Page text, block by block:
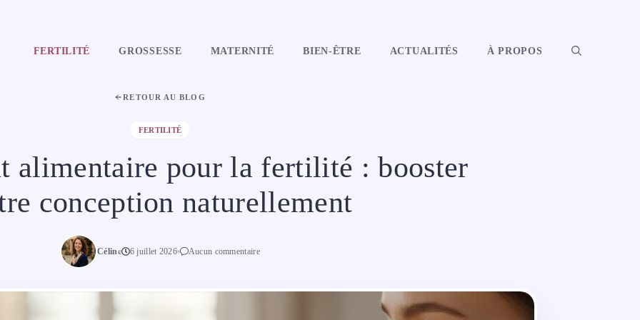
FERTILITÉ GROSSESSE MATERNITÉ BIEN-ÊTRE ACTUALITÉS À PROPOS
RETOUR AU BLOG
FERTILITÉ
alimentaire pour la fertilité : booster
conception naturellement
Céline 6 juillet 2026 Aucun commentaire